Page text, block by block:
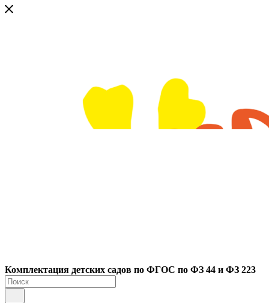
Комплектация детских садов по ФГОC по ФЗ 44 и ФЗ 223